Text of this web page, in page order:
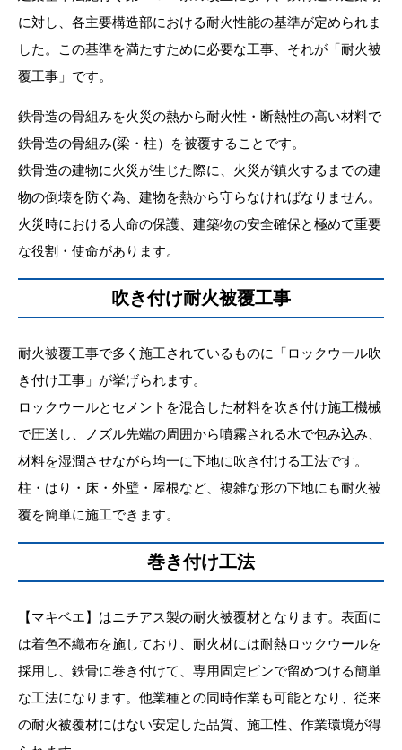
に対し、各主要構造部における耐火性能の基準が定められま
した。この基準を満たすために必要な工事、それが「耐火被
覆工事」です。
鉄骨造の骨組みを火災の熱から耐火性・断熱性の高い材料で
鉄骨造の骨組み(梁・柱）を被覆することです。
鉄骨造の建物に火災が生じた際に、火災が鎮火するまでの建
物の倒壊を防ぐ為、建物を熱から守らなければなりません。
火災時における人命の保護、建築物の安全確保と極めて重要
な役割・使命があります。
吹き付け耐火被覆工事
耐火被覆工事で多く施工されているものに「ロックウール吹
き付け工事」が挙げられます。
ロックウールとセメントを混合した材料を吹き付け施工機械
で圧送し、ノズル先端の周囲から噴霧される水で包み込み、
材料を湿潤させながら均一に下地に吹き付ける工法です。
柱・はり・床・外壁・屋根など、複雑な形の下地にも耐火被
覆を簡単に施工できます。
巻き付け工法
【マキベエ】はニチアス製の耐火被覆材となります。表面に
は着色不織布を施しており、耐火材には耐熱ロックウールを
採用し、鉄骨に巻き付けて、専用固定ピンで留めつける簡単
な工法になります。他業種との同時作業も可能となり、従来
の耐火被覆材にはない安定した品質、施工性、作業環境が得